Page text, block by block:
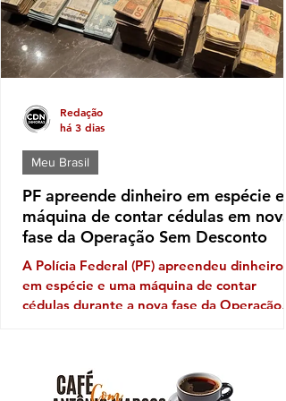
PF apreende dinheiro em espécie e
máquina de contar cédulas em nova
fase da Operação Sem Desconto
A Polícia Federal (PF) apreendeu dinheiro
em espécie e uma máquina de contar
cédulas durante a nova fase da Operação
pensionistas do Instituto Nacional do
Meu Brasil
Redação
há 3 dias